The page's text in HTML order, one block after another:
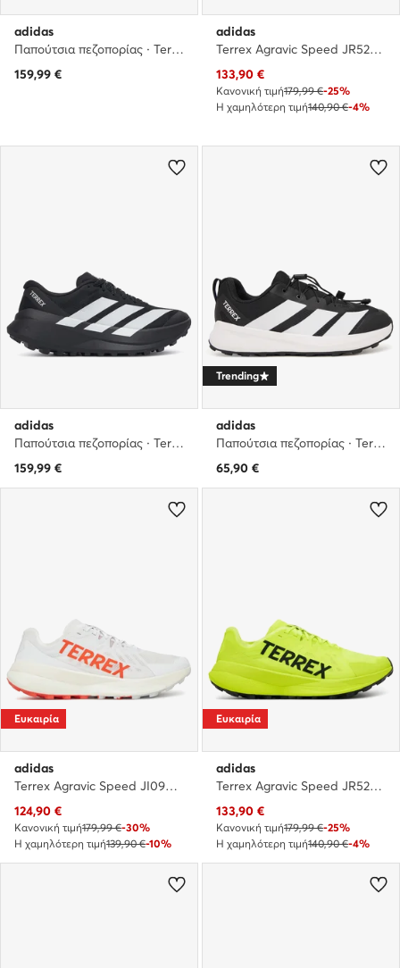
adidas
Παπούτσια πεζοπορίας · Terrex Agravic Sl Trail Running Shoes KH8804 · Μαύρο
159,99 €
adidas
Terrex Agravic Speed JR5220 · Παπούτσια για Τρέξιμο
Τρέχουσα τιμή
133,90 €
Κανονική τιμή179,99 €-25%
Η χαμηλότερη τιμή140,90 €-4%
adidas
Παπούτσια πεζοπορίας · Terrex Agravic Sl Trail Running Shoes KH8804 · Μαύρο
159,99 €
Trending
adidas
Παπούτσια πεζοπορίας · Terrex Agravic Trail Running Kids JR6633 · Μαύρο
65,90 €
Ευκαιρία
adidas
Terrex Agravic Speed JI0954 · Παπούτσια για Τρέξιμο
Τρέχουσα τιμή
124,90 €
Κανονική τιμή179,99 €-30%
Η χαμηλότερη τιμή139,90 €-10%
Ευκαιρία
adidas
Terrex Agravic Speed JR5220 · Παπούτσια για Τρέξιμο
Τρέχουσα τιμή
133,90 €
Κανονική τιμή179,99 €-25%
Η χαμηλότερη τιμή140,90 €-4%